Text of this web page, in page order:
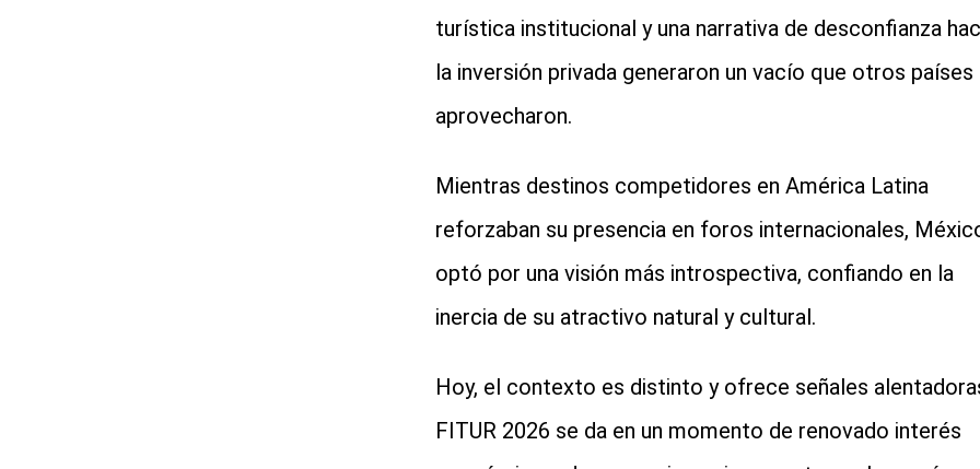
turística institucional y una narrativa de desconfianza
la inversión privada generaron un vacío que otros países
aprovecharon.
Mientras destinos competidores en América Latina
reforzaban su presencia en foros internacionales,
optó por una visión más introspectiva, confiando en la
inercia de su atractivo natural y cultural.
Hoy, el contexto es distinto y ofrece señales
FITUR 2026 se da en un momento de renovado interés